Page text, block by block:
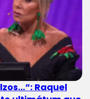
Raquel